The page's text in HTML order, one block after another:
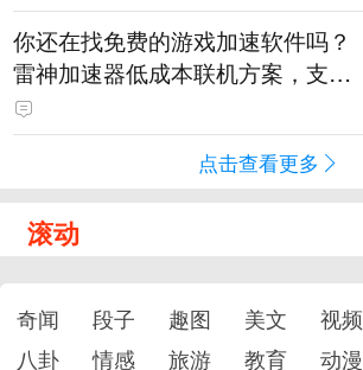
你还在找免费的游戏加速软件吗？
雷神加速器低成本联机方案，支持
免费试用
点击查看更多
滚动
奇闻 段子 趣图 美文 视频
八卦
情感 旅游 教育 动漫